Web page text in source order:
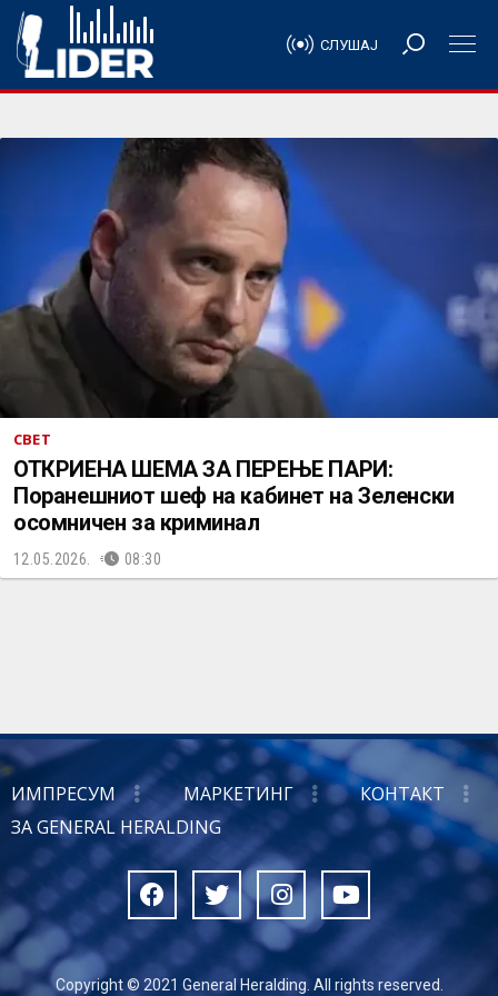
СЛУШАЈ
СВЕТ
ОТКРИЕНА ШЕМА ЗА ПЕРЕЊЕ ПАРИ:
Поранешниот шеф на кабинет на Зеленски
осомничен за криминал
12.05.2026. 08:30
ИМПРЕСУМ МАРКЕТИНГ
КОНТАКТ
ЗА GENERAL HERALDING
Copyright © 2021 General Heralding. All rights reserved.